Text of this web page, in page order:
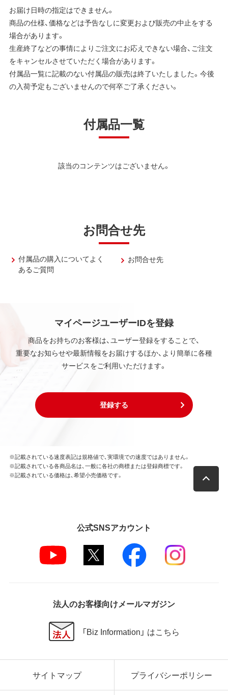
お届け日時の指定はできません。
商品の仕様、価格などは予告なしに変更および販売の中止をする
場合があります。
生産終了などの事情によりご注文にお応えできない場合、ご注文
をキャンセルさせていただく場合があります。
付属品一覧に記載のない付属品の販売は終了いたしました。今後
の入荷予定もございませんので何卒ご了承ください。
付属品一覧
該当のコンテンツはございません。
お問合せ先
付属品の購入についてよく
あるご質問
お問合せ先
マイページユーザーIDを登録
商品をお持ちのお客様は、ユーザー登録をすることで、
重要なお知らせや最新情報をお届けするほか、より簡単に各種
サービスをご利用いただけます。
登録する
※記載されている速度表記は規格値で、実環境での速度ではありません。
※記載されている各商品名は、一般に各社の商標または登録商標です。
※記載されている価格は、希望小売価格です。
公式SNSアカウント
法人のお客様向けメールマガジン
「Biz Information」 はこちら
サイトマップ プライバシーポリシー